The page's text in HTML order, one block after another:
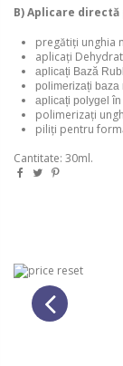
B) Aplicare directă
pregătiți unghia
aplicați
aplicați Bază
polimerizați baza
aplicați polygel
polimerizați
piliți pentru
Cantitate: 30ml.